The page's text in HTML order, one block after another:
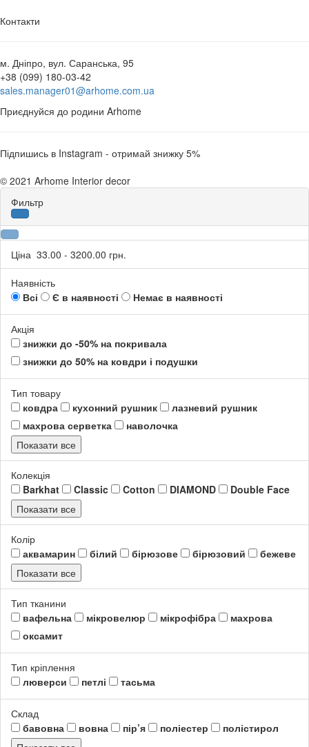
Контакти
м. Дніпро, вул. Саранська, 95
+38 (099) 180-03-42
sales.manager01@arhome.com.ua
Приєднуйся до родини Arhome
Підпишись в Instagram - отримай знижку 5%
© 2021 Arhome Interior decor
Фильтр
Ціна 33.00 - 3200.00 грн.
Наявність
Всі
Є в наявності Немає в наявності
Акція
знижки до -50% на покривала
знижки до 50% на ковдри і подушки
Тип товару
ковдра
кухонний рушник
лазневий рушник
махрова серветка
наволочка
Показати все
Колекція
Barkhat
Classic Cotton DIAMOND
Double Face
Показати все
Колір
аквамарин
білий бірюзове бірюзовий
бежеве
Показати все
Тип тканини
вафельна
мікровелюр мікрофібра
махрова
оксамит
Тип кріплення
люверси
петлі тасьма
Склад
бавовна
вовна пір’я поліестер
полістирол